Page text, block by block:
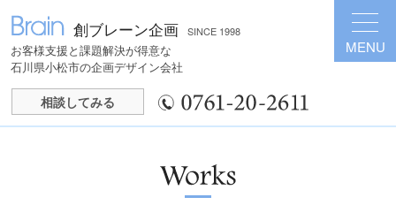
MENU
創ブレーン企画 SINCE 1998
お客様支援と課題解決が得意な
石川県小松市の企画デザイン会社
相談してみる